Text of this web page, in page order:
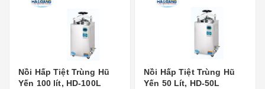
Nồi Hấp Tiệt Trùng Hũ
Yến 100 lít, HD-100L
Nồi Hấp Tiệt Trùng Hũ
Yến 50 Lít, HD-50L